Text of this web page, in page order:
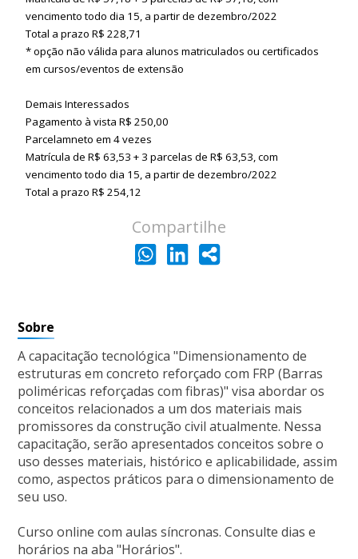
Sobre
A capacitação tecnológica "Dimensionamento de
estruturas em concreto reforçado com FRP (Barras
poliméricas reforçadas com fibras)" visa abordar os
conceitos relacionados a um dos materiais mais
promissores da construção civil atualmente. Nessa
capacitação, serão apresentados conceitos sobre o
uso desses materiais, histórico e aplicabilidade, assim
como, aspectos práticos para o dimensionamento de
seu uso.
Curso online com aulas síncronas. Consulte dias e
horários na aba "Horários".
vencimento todo dia 15, a partir de dezembro/2022
Total a prazo R$ 228,71
* opção não válida para alunos matriculados ou certificados
em cursos/eventos de extensão
Demais Interessados
Pagamento à vista R$ 250,00
Parcelamneto em 4 vezes
Matrícula de R$ 63,53 + 3 parcelas de R$ 63,53, com
vencimento todo dia 15, a partir de dezembro/2022
Total a prazo R$ 254,12
Compartilhe